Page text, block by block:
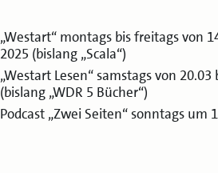
„Westart“ montags bis freitags von
2025 (bislang „Scala“)
„Westart Lesen“ samstags von
(bislang „WDR 5 Bücher“)
Podcast „Zwei Seiten“ sonntags um